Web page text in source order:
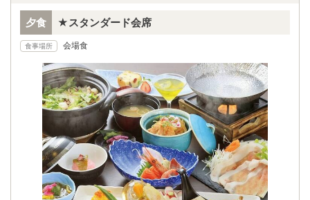
夕食 ★スタンダード会席
食事場所 会場食